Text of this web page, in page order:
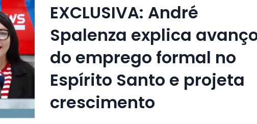
EXCLUSIVA: André
Spalenza explica
do emprego formal no
Espírito Santo e projeta
crescimento